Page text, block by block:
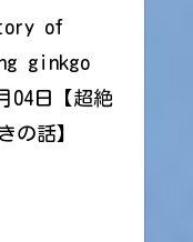
of
ginkgo
04日【超絶
の話】